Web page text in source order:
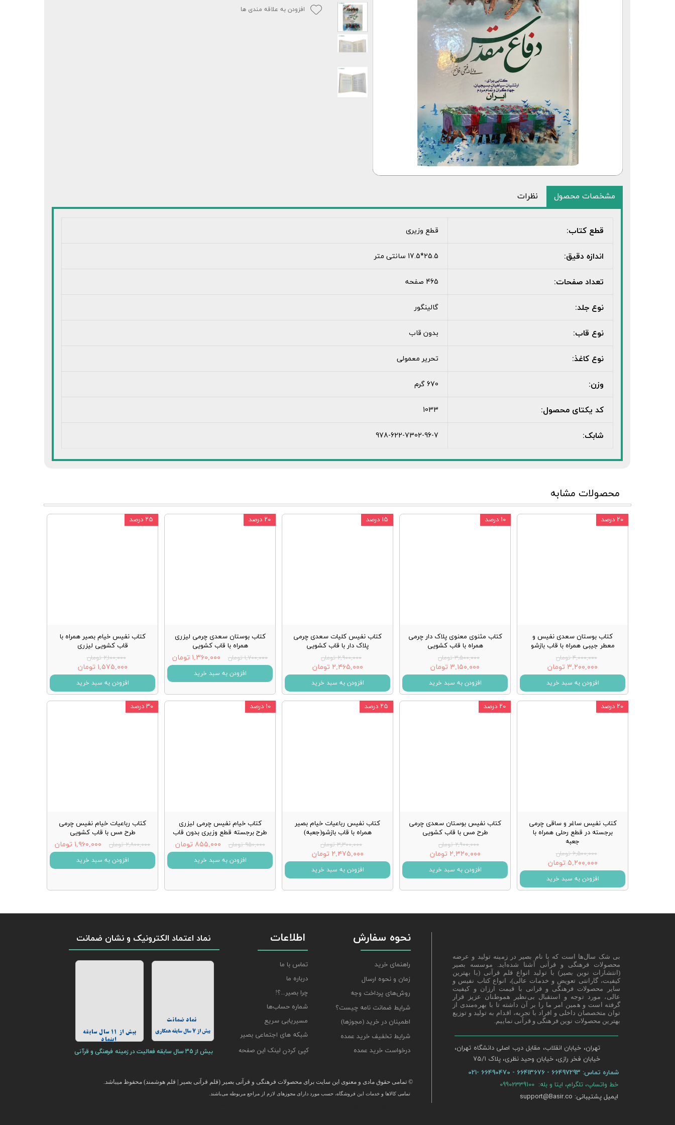
افزودن به علاقه مندی ها
مشخصات محصول نظرات
قطع کتاب: قطع وزیری
اندازه دقیق: 25.5*17.5 سانتی متر
تعداد صفحات: 465 صفحه
نوع جلد: گالینگور
نوع قاب: بدون قاب
نوع کاغذ: تحریر معمولی
وزن: 670 گرم
کد یکتای محصول: 1033
شابک: 978-622-7302-96-7
محصولات مشابه
کتاب بوستان سعدی نفیس و
معطر جیبی همراه با قاب بازشو
۴,۰۰۰,۰۰۰ تومان
۳,۲۰۰,۰۰۰ تومان
افزودن به سبد خرید
۲۰ درصد
کتاب مثنوی معنوی پلاک دار چرمی
همراه با قاب کشویی
۳,۵۰۰,۰۰۰ تومان
۳,۱۵۰,۰۰۰ تومان
افزودن به سبد خرید
۱۰ درصد
کتاب نفیس کلیات سعدی چرمی
پلاک دار با قاب کشویی
۲,۹۰۰,۰۰۰ تومان
۲,۴۶۵,۰۰۰ تومان
افزودن به سبد خرید
۱۵ درصد
کتاب بوستان سعدی چرمی لیزری
همراه با قاب کشویی
۱,۷۰۰,۰۰۰ تومان ۱,۳۶۰,۰۰۰ تومان
افزودن به سبد خرید
۲۰ درصد
کتاب نفیس خیام بصیر همراه با
قاب کشویی لیزری
۲,۱۰۰,۰۰۰ تومان
۱,۵۷۵,۰۰۰ تومان
افزودن به سبد خرید
۲۵ درصد
کتاب نفیس ساغر و ساقی چرمی
برجسته در قطع رحلی همراه با
جعبه
۶,۵۰۰,۰۰۰ تومان
۵,۲۰۰,۰۰۰ تومان
افزودن به سبد خرید
۲۰ درصد
کتاب نفیس بوستان سعدی چرمی
طرح مس با قاب کشویی
۲,۹۰۰,۰۰۰ تومان
۲,۳۲۰,۰۰۰ تومان
افزودن به سبد خرید
۲۰ درصد
کتاب نفیس رباعیات خیام بصیر
همراه با قاب بازشو(جعبه)
۳,۳۰۰,۰۰۰ تومان
۲,۴۷۵,۰۰۰ تومان
افزودن به سبد خرید
۲۵ درصد
کتاب خیام نفیس چرمی لیزری
طرح برجسته قطع وزیری بدون قاب
۹۵۰,۰۰۰ تومان ۸۵۵,۰۰۰ تومان
افزودن به سبد خرید
۱۰ درصد
کتاب رباعیات خیام نفیس چرمی
طرح مس با قاب کشویی
۲,۸۰۰,۰۰۰ تومان ۱,۹۶۰,۰۰۰ تومان
افزودن به سبد خرید
۳۰ درصد
نحوه سفارش
راهنمای خرید
زمان و نحوه ارسال
روش‌های پرداخت وجه
شرایط ضمانت نامه چیست؟
اطمینان در خرید (مجوزها)
شرایط تخفیف خرید عمده
درخواست خرید عمده
© تمامی حقوق مادی و معنوی این سایت برای محصولات فرهنگی و قرآنی بصیر (قلم قرآنی بصیر | قلم هوشمند) محفوظ میباشد.
تمامی كالاها و خدمات این فروشگاه، حسب مورد دارای مجوزهای لازم از مراجع مربوطه می‌باشند.
نماد اعتماد الکترونیک و نشان ضمانت
بیش از 11 سال سابقه
اینماد
بیش از 35 سال سابقه فعالیت در زمینه فرهنگی و قرآنی
بیش از 7 سال سابقه همکاری
اطلاعات
تماس با ما
درباره ما
چرا بصیر...؟!
شماره حساب‌ها
مسیریابی سریع
شبکه های اجتماعی بصیر
تهران، خیابان انقلاب، مقابل درب اصلی دانشگاه تهران،
خیابان فخر رازی، خیابان وحید نظری، پلاک ۷۵/۱​​​​​​​
شماره تماس:
بی شک سال‌ها است که با نام بصیر در زمینه تولید و عرضه
محصولات فرهنگی و قرآنی آشنا شده‌اید. موسسه بصیر
(انتشارات نوین بصیر) با تولید انواع قلم قرآنی (با بهترین
کیفیت، گارانتی تعویض و خدمات عالی)، انواع کتاب نفیس و
سایر محصولات فرهنگی و قرانی با قیمت ارزان و کیفیت
عالی، مورد توجه و استقبال بی‌نظیر هموطنان عزیز قرار
گرفته است و همین امر ما را بر آن داشته تا با بهره‌مندی از
توان متخصصان داخلی و افراد با تجربه، اقدام به تولید و توزیع
بهترین محصولات نوین فرهنگی و قرآنی نماییم.
خط واتساپ، تلگرام، ایتا و بله: 09902339100
ایمیل پشتیبانی: support@Basir.co
کپی کردن لینک این صفحه